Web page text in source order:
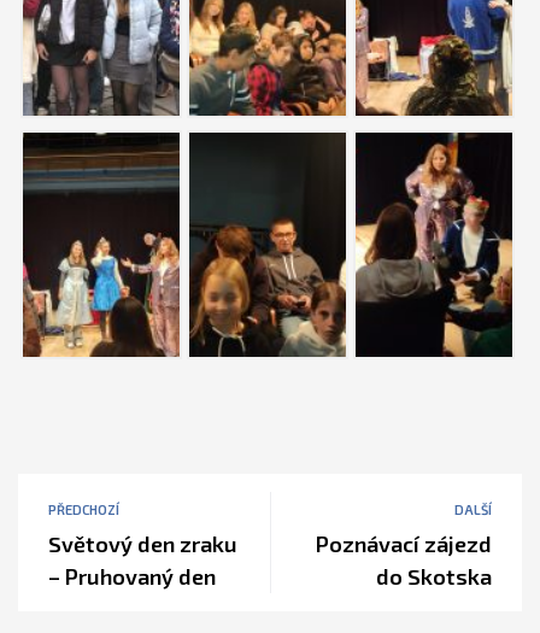
PŘEDCHOZÍ
Světový den zraku
– Pruhovaný den
DALŠÍ
Poznávací zájezd
do Skotska